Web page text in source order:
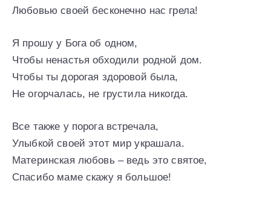
Любовью своей бесконечно нас грела!
Я прошу у Бога об одном,
Чтобы ненастья обходили родной дом.
Чтобы ты дорогая здоровой была,
Не огорчалась, не грустила никогда.
Все также у порога встречала,
Улыбкой своей этот мир украшала.
Материнская любовь – ведь это святое,
Спасибо маме скажу я большое!